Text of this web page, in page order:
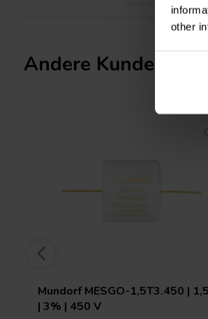
other
Andere Kunden
MundorfMESGO-1,5T3.450 |
| 3% | 450 V